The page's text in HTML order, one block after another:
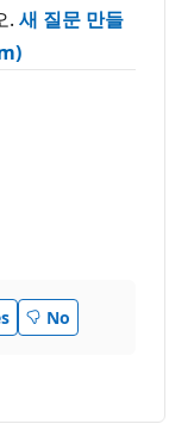
. 새 질문 만들
No